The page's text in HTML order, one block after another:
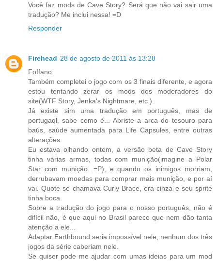
Você faz mods de Cave Story? Será que não vai sair uma
tradução? Me inclui nessa! =D
Responder
Firehead 28 de agosto de 2011 às 13:28
Foffano:
Também completei o jogo com os 3 finais diferente, e agora
estou tentando zerar os mods dos moderadores do
site(WTF Story, Jenka's Nightmare, etc.).
Já existe sim uma tradução em português, mas de
portugaql, sabe como é... Abriste a arca do tesouro para
baús, saúde aumentada para Life Capsules, entre outras
alterações.
Eu estava olhando ontem, a versão beta de Cave Story
tinha várias armas, todas com munição(imagine a Polar
Star com munição...=P), e quando os inimigos morriam,
derrubavam moedas para comprar mais munição, e por aí
vai. Quote se chamava Curly Brace, era cinza e seu sprite
tinha boca.
Sobre a tradução do jogo para o nosso português, não é
difícil não, é que aqui no Brasil parece que nem dão tanta
atenção a ele...
Adaptar Earthbound seria impossível nele, nenhum dos três
jogos da série caberiam nele.
Se quiser pode me ajudar com umas ideias para um mod